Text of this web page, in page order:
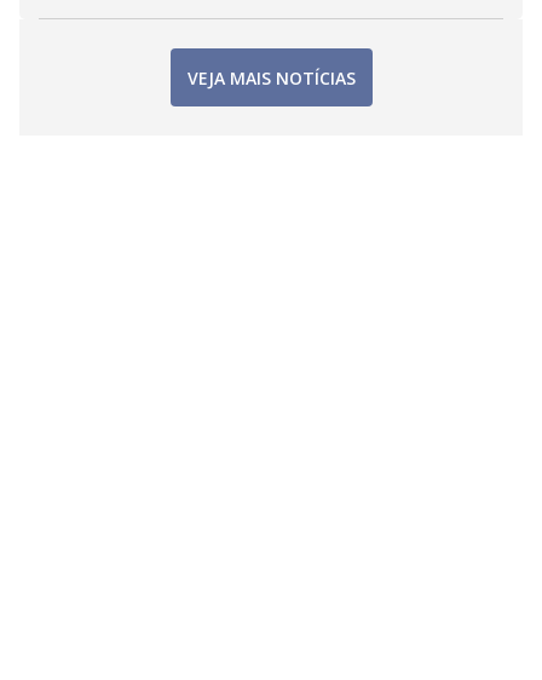
VEJA MAIS NOTÍCIAS